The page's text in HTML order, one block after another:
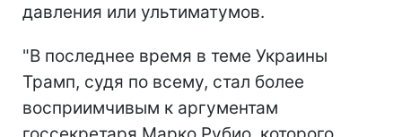
давления или ультиматумов.
"В последнее время в теме Украины
Трамп, судя по всему, стал более
восприимчивым к аргументам